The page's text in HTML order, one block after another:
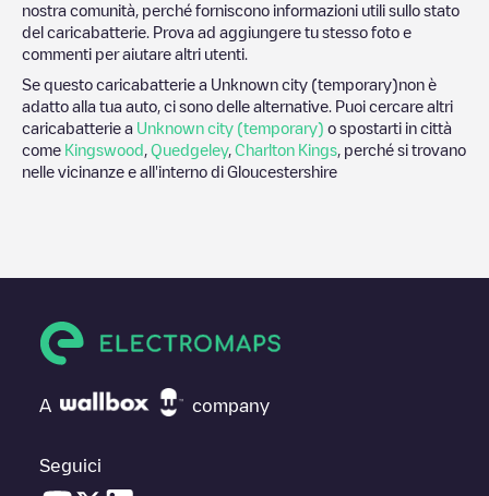
nostra comunità, perché forniscono informazioni utili sullo stato
del caricabatterie. Prova ad aggiungere tu stesso foto e
commenti per aiutare altri utenti.
Se questo caricabatterie a Unknown city (temporary)non è
adatto alla tua auto, ci sono delle alternative. Puoi cercare altri
caricabatterie a Unknown city (temporary) o spostarti in città
come Kingswood Quedgeley, Charlton Kings , perché si trovano
nelle vicinanze e all'interno di Gloucestershire
A company
Seguici